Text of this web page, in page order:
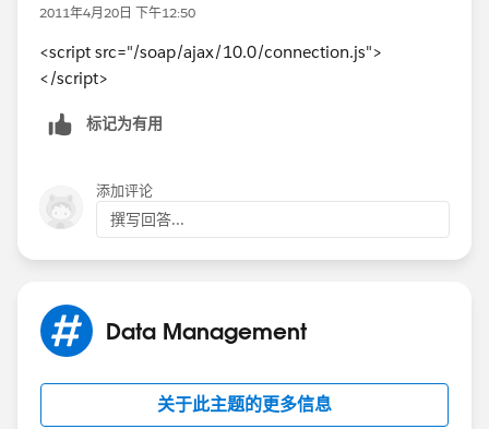
2011年4月20日 下午12:50
<script src="/soap/ajax/10.0/connection.js">
</script>
标记为有用
添加评论
撰写回答...
Data Management
关于此主题的更多信息